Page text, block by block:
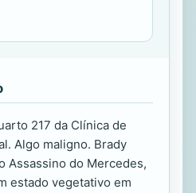
217 da Clínica de
Algo maligno. Brady
Assassino do Mercedes,
estado vegetativo em